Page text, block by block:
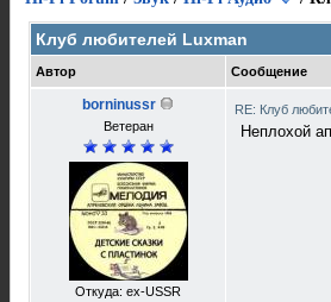
Клуб любителей Luxman
Автор Сообщение
borninussr
Ветеран
Откуда: ex-USSR
RE: Клуб
Неплохой